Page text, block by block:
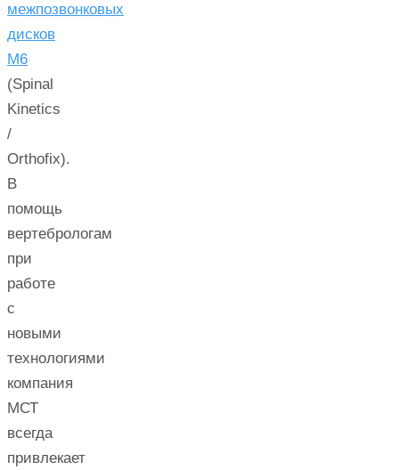
межпозвонковых
дисков
М6
(Spinal
Kinetics
/
Orthofix).
В
помощь
вертебрологам
при
работе
с
новыми
технологиями
компания
МСТ
всегда
привлекает